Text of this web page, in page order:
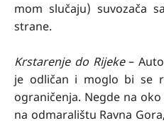
mom slučaju) suvozača
strane.
Krstarenje do Rijeke–
je odličan i moglo bi se
ograničenja. Negde na
na odmaralištu Ravna